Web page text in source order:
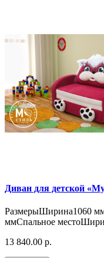
Диван для детской
РазмерыШирина1060
ммСпальное
13 840.00 р.